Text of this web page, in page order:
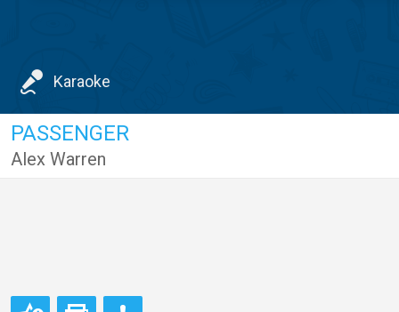
Karaoke
PASSENGER
Alex Warren